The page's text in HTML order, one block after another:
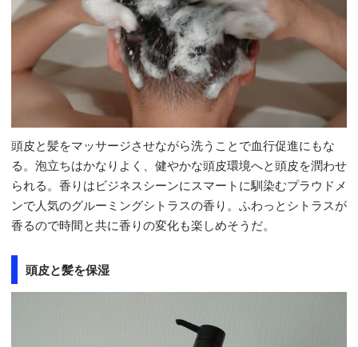
頭皮と髪をマッサージさせながら洗うことで血行促進にもな
る。泡立ちはかなりよく、健やかな頭皮環境へと頭皮を潤わせ
られる。香りはビジネスシーンにスマートに馴染むプラウドメ
ンで人気のグルーミングシトラスの香り。ふわっとシトラスが
香るので時間と共に香りの変化も楽しめそうだ。
頭皮と髪を保湿